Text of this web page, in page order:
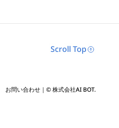
Scroll Top
お問い合わせ ｜© 株式会社AI BOT.